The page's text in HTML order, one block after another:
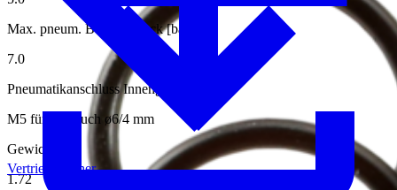
Max. pneum. Betriebsdruck [bar]
7.0
Pneumatikanschluss Innengewinde
M5 für Schlauch ø6/4 mm
Gewicht [kg]
1.72
Vertriebspartner